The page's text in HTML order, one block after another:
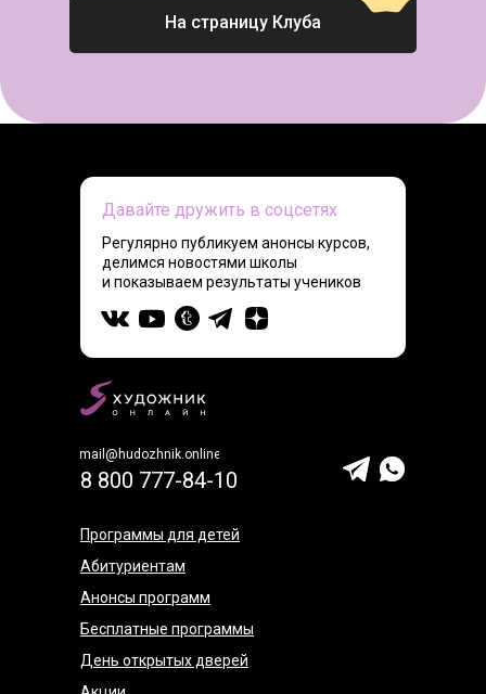
На страницу Клуба
Давайте дружить в соцсетях
mail@hudozhnik.online
Регулярно публикуем анонсы курсов,
делимся новостями школы
и показываем результаты учеников
8 800 777-84-10
Программы для детей
Абитуриентам
Анонсы программ
Бесплатные программы
День открытых дверей